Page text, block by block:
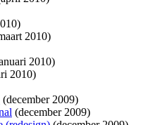
2010)
2010)
2010)
(december 2009)
(december 2009)